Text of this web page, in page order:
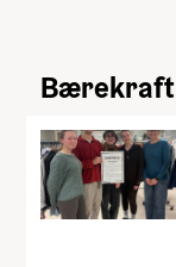
Bærekraft